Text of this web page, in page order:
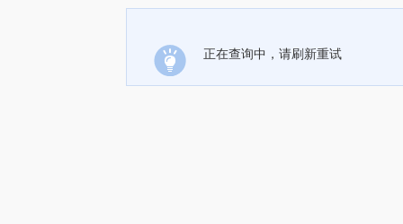
正在查询中，请刷新重试